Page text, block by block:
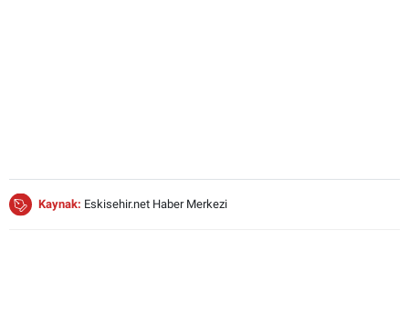
Kaynak: Eskisehir.net Haber Merkezi